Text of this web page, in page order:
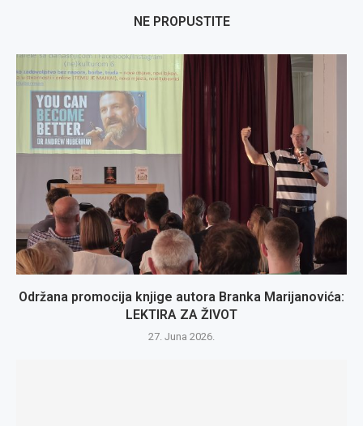
NE PROPUSTITE
Održana promocija knjige autora Branka Marijanovića:
LEKTIRA ZA ŽIVOT
27. Juna 2026.